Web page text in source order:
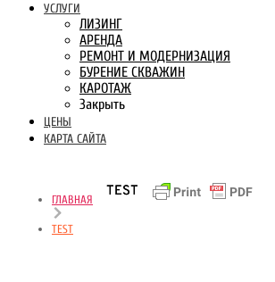
УСЛУГИ
ЛИЗИНГ
АРЕНДА
РЕМОНТ И МОДЕРНИЗАЦИЯ
БУРЕНИЕ СКВАЖИН
КАРОТАЖ
Закрыть
ЦЕНЫ
КАРТА САЙТА
ГЛАВНАЯ
TEST
TEST